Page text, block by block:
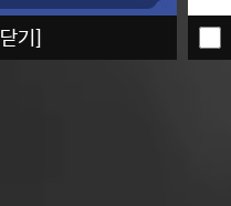
[닫기]